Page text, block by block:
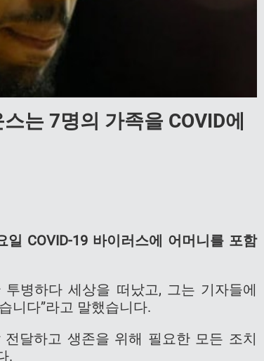
는 7명의 가족을 COVID에
COVID-19 바이러스에 어머니를 포함
병하다 세상을 떠났고, 그는 기자들에
니다”라고 말했습니다.
달하고 생존을 위해 필요한 모든 조치
.